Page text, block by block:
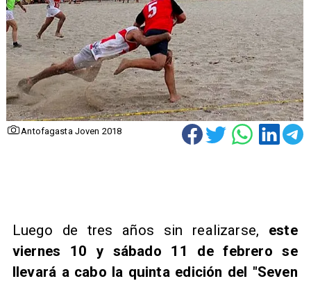
Antofagasta Joven 2018
Luego de tres años sin realizarse, este
viernes 10 y sábado 11 de febrero se
llevará a cabo la quinta edición del "Seven